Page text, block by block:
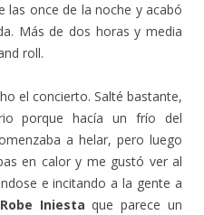
las once de la noche y acabó
Más de dos horas y media
roll.
el concierto. Salté bastante,
porque hacía un frío del
a helar, pero luego
en calor y me gustó ver al
e incitando a la gente a
Robe Iniestaque parece un